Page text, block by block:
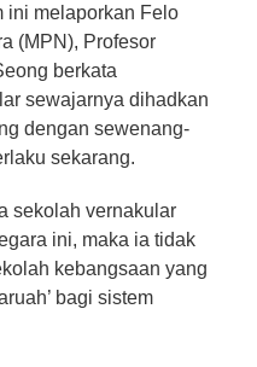
ini melaporkan Felo
(MPN), Profesor
berkata
sewajarnya dihadkan
dengan sewenang-
sekarang.
sekolah vernakular
ini, maka ia tidak
kebangsaan yang
bagi sistem